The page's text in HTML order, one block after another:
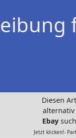
Diesen
alternativ
Ebay
Jetzt klicken!-